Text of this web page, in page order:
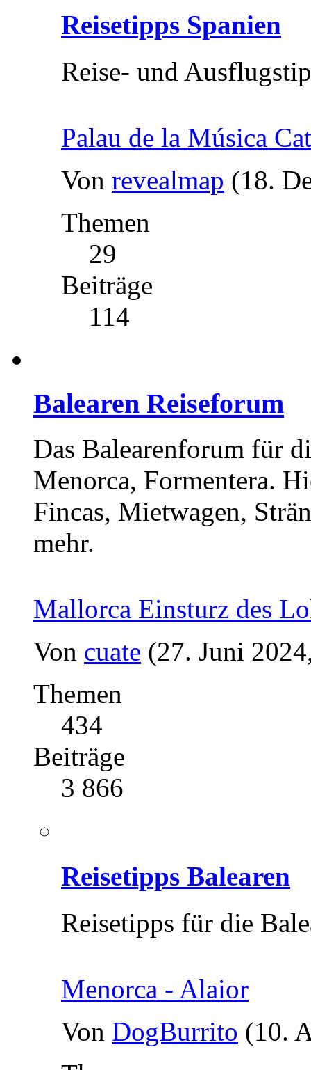
Reisetipps Spanien
Reise- und
Palau de la Música
Von revealmap (18.
Themen
29
Beiträge
114
Balearen Reiseforum
Das Balearenforum für
Menorca, Formentera.
Fincas, Mietwagen,
mehr.
Mallorca Einsturz des
Von cuate (27. Juni
Themen
434
Beiträge
3 866
Reisetipps Balearen
Reisetipps für die
Menorca - Alaior
Von DogBurrito (10.